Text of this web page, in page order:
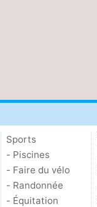
Sports
- Piscines
- Faire du vélo
- Randonnée
- Équitation